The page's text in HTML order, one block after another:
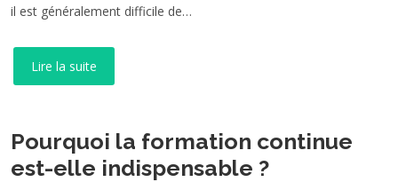
il est généralement difficile de…
Lire la suite
Pourquoi la formation continue
est-elle indispensable ?